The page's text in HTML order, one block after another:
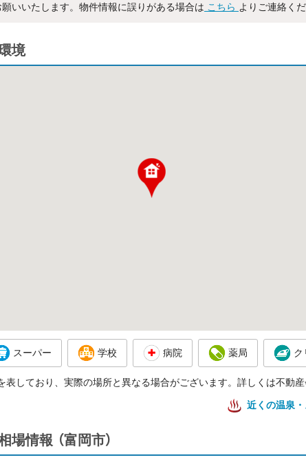
いいたします。物件情報に誤りがある場合は こちら よりご連絡くだ
境
スーパー 学校 病院 薬局 ク
しており、実際の場所と異なる場合がございます。詳しくは不動産
近くの温泉
場情報 （富岡市）